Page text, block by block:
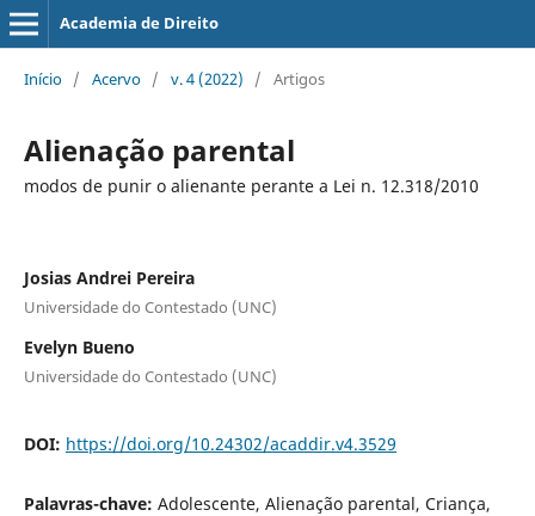
Academia de Direito
Início / Acervo / v. 4 (2022) / Artigos
Alienação parental
modos de punir o alienante perante a Lei n. 12.318/2010
Josias Andrei Pereira
Universidade do Contestado (UNC)
Evelyn Bueno
Universidade do Contestado (UNC)
DOI: https://doi.org/10.24302/acaddir.v4.3529
Palavras-chave: Adolescente, Alienação parental, Criança,